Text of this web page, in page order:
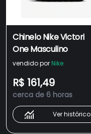
Chinelo Nike Victori
One Masculino
vendido por Nike
R$ 161,49
cerca de 6 horas
Ver histórico